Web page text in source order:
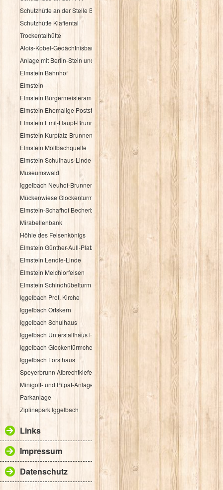
Schutzhütte an der Stelle Brandbuche
Schutzhütte Klaffental
Trockentalhütte
Alois-Kobel-Gedächtnisbank
Anlage mit Berlin-Stein und Flurkreuz
Elmstein Bahnhof
Elmstein
Elmstein Bürgermeisteramt
Elmstein Ehemalige Poststation
Elmstein Emil-Haupt-Brunnen
Elmstein Kurpfalz-Brunnen
Elmstein Möllbachquelle
Elmstein Schulhaus-Linde
Museumswald
Iggelbach Neuhof-Brunnen
Mückenwiese Glockenturm
Elmstein-Schafhof Becherbaum
Mirabellenbank
Höhle des Felsenkönigs
Elmstein Günther-Aull-Platz
Elmstein Lendle-Linde
Elmstein Melchiorfelsen
Elmstein Schindhübelturm
Iggelbach Prot. Kirche
Iggelbach Ortskern
Iggelbach Schulhaus
Iggelbach Unterstallhaus Hübelgasse 1
Iggelbach Glockentürmchen
Iggelbach Forsthaus
Speyerbrunn Albrechtkiefer
Minigolf- und Pitpat-Anlage
Parkanlage
Ziplinepark Iggelbach
Links
Impressum
Datenschutz